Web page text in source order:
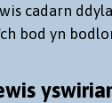
cadarn
bod yn